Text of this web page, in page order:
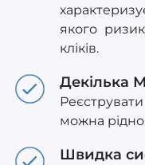
якого
кліків.
Декілька
можна
Швидка